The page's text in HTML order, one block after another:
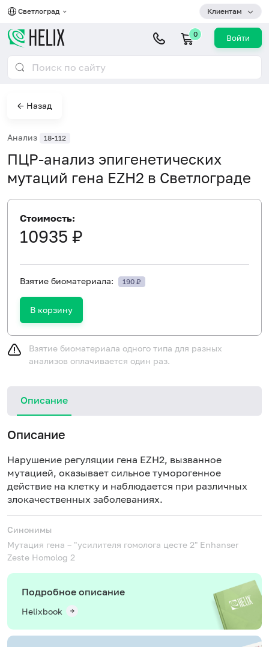
Светлоград Клиентам
0 Войти
← Назад
Анализ 18-112
ПЦР-анализ эпигенетических
мутаций гена EZH2 в Светлограде
Стоимость:
10935 ₽
Взятие биоматериала: 190 ₽
В корзину
Взятие биоматериала одного типа для разных
анализов оплачивается один раз.
Описание
Описание
Нарушение регуляции гена EZH2, вызванное
мутацией, оказывает сильное туморогенное
действие на клетку и наблюдается при различных
злокачественных заболеваниях.
Синонимы
Мутация гена – "усилителя гомолога цесте 2" Enhanser
Zeste Homolog 2
Подробное описание
Helixbook